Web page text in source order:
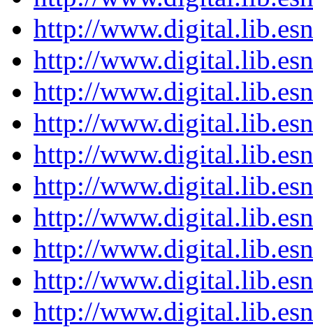
http://
http://
http://
http://
http://
http://
http://
http://
http://
http://